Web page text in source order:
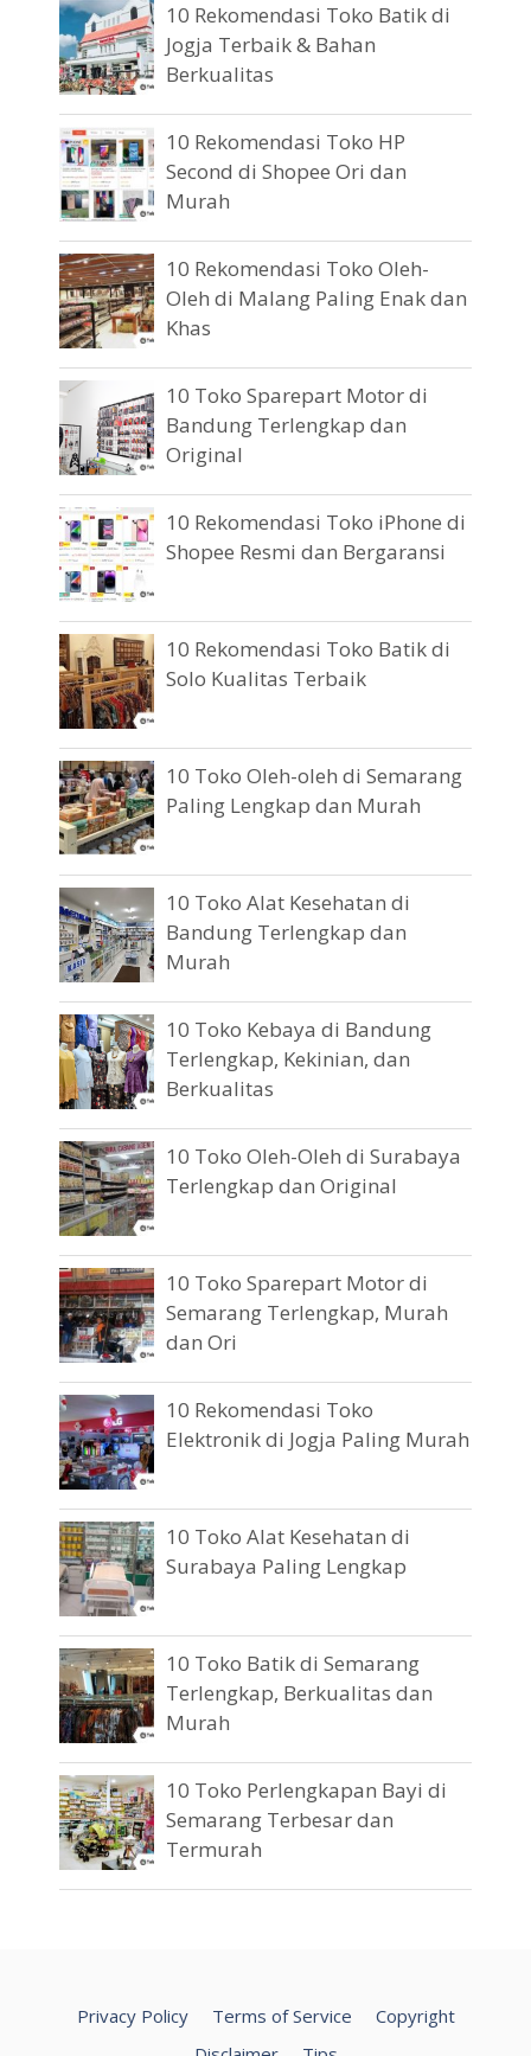
10 Rekomendasi Toko Batik di
Jogja Terbaik & Bahan
Berkualitas
10 Rekomendasi Toko HP
Second di Shopee Ori dan
Murah
10 Rekomendasi Toko Oleh-
Oleh di Malang Paling Enak dan
Khas
10 Toko Sparepart Motor di
Bandung Terlengkap dan
Original
10 Rekomendasi Toko iPhone di
Shopee Resmi dan Bergaransi
10 Rekomendasi Toko Batik di
Solo Kualitas Terbaik
10 Toko Oleh-oleh di Semarang
Paling Lengkap dan Murah
10 Toko Alat Kesehatan di
Bandung Terlengkap dan
Murah
10 Toko Kebaya di Bandung
Terlengkap, Kekinian, dan
Berkualitas
10 Toko Oleh-Oleh di Surabaya
Terlengkap dan Original
10 Toko Sparepart Motor di
Semarang Terlengkap, Murah
dan Ori
10 Rekomendasi Toko
Elektronik di Jogja Paling Murah
10 Toko Alat Kesehatan di
Surabaya Paling Lengkap
10 Toko Batik di Semarang
Terlengkap, Berkualitas dan
Murah
10 Toko Perlengkapan Bayi di
Semarang Terbesar dan
Termurah
Privacy Policy Terms of Service
Copyright